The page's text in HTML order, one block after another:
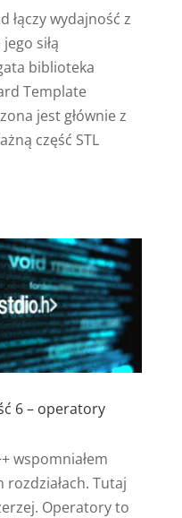
łączy wydajność z
siłą
biblioteka
Template
jest głównie z
część STL
6 – operatory
wspomniałem
Tutaj
Operatory to